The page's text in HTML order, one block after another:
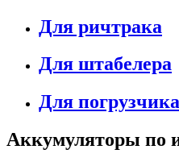
Для ричтрака
Для штабелера
Для погрузчика
Аккумуляторы по